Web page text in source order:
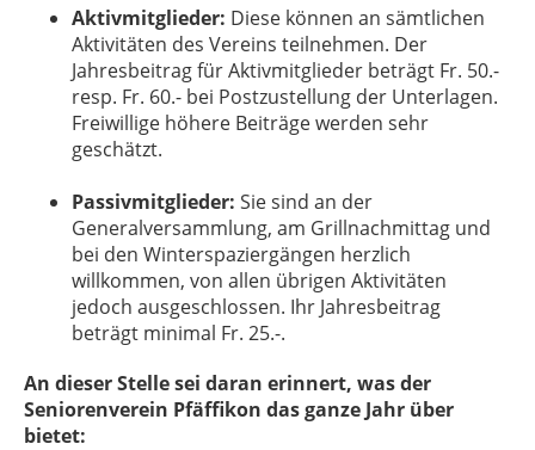
Aktivmitglieder: Diese können an sämtlichen
Aktivitäten des Vereins teilnehmen. Der
Jahresbeitrag für Aktivmitglieder beträgt Fr. 50.-
resp. Fr. 60.- bei Postzustellung der Unterlagen.
Freiwillige höhere Beiträge werden sehr
geschätzt.
Passivmitglieder: Sie sind an der
Generalversammlung, am Grillnachmittag und
bei den Winterspaziergängen herzlich
willkommen, von allen übrigen Aktivitäten
jedoch ausgeschlossen. Ihr Jahresbeitrag
beträgt minimal Fr. 25.-.
An dieser Stelle sei daran erinnert, was der
Seniorenverein Pfäffikon das ganze Jahr über
bietet: